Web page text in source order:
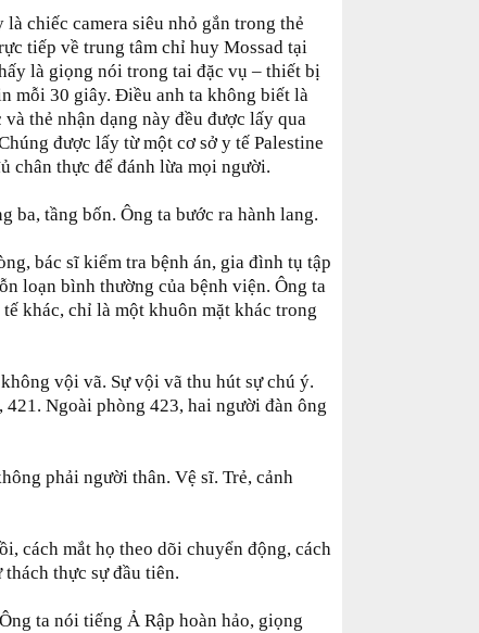
chiếc camera siêu nhỏ gắn trong thẻ
tiếp về trung tâm chỉ huy Mossad tại
là giọng nói trong tai đặc vụ – thiết bị
mỗi 30 giây. Điều anh ta không biết là
thẻ nhận dạng này đều được lấy qua
được lấy từ một cơ sở y tế Palestine
chân thực để đánh lừa mọi người.
ba, tầng bốn. Ông ta bước ra hành lang.
bác sĩ kiểm tra bệnh án, gia đình tụ tập
loạn bình thường của bệnh viện. Ông ta
khác, chỉ là một khuôn mặt khác trong
vội vã. Sự vội vã thu hút sự chú ý.
Ngoài phòng 423, hai người đàn ông
phải người thân. Vệ sĩ. Trẻ, cảnh
cách mắt họ theo dõi chuyển động, cách
thực sự đầu tiên.
ta nói tiếng Ả Rập hoàn hảo, giọng